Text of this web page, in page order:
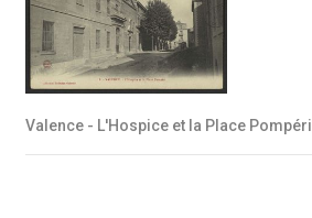
Valence - L'Hospice et la Place Pompéri